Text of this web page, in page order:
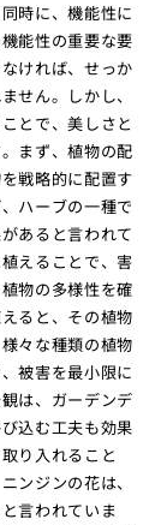
時に、機能性に
能性の重要な要
ければ、せっか
せん。しかし、
とで、美しさと
まず、植物の配
戦略的に配置す
ハーブの一種で
あると言われて
えることで、害
物の多様性を確
ると、その植物
々な種類の植物
被害を最小限に
は、ガーデンデ
込む工夫も効果
り入れること
ンジンの花は、
言われていま